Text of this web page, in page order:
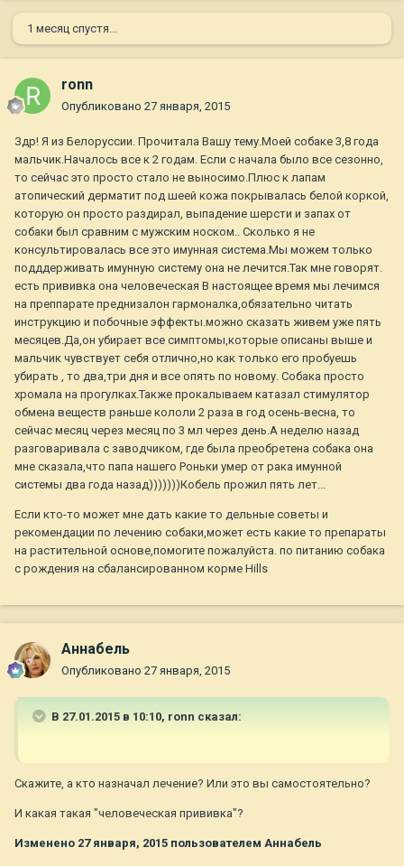
1 месяц спустя...
ronn
Опубликовано 27 января, 2015
Здр! Я из Белоруссии. Прочитала Вашу тему.Моей собаке 3,8 года
мальчик.Началось все к 2 годам. Если с начала было все сезонно,
то сейчас это просто стало не выносимо.Плюс к лапам
атопический дерматит под шеей кожа покрывалась белой коркой,
которую он просто раздирал, выпадение шерсти и запах от
собаки был сравним с мужским носком.. Сколько я не
консультировалась все это имунная система.Мы можем только
подддерживать имунную систему она не лечится.Так мне говорят.
есть прививка она человеческая В настоящее время мы лечимся
на преппарате преднизалон гармоналка,обязательно читать
инструкцию и побочные эффекты.можно сказать живем уже пять
месяцев.Да,он убирает все симптомы,которые описаны выше и
мальчик чувствует себя отлично,но как только его пробуешь
убирать , то два,три дня и все опять по новому. Собака просто
хромала на прогулках.Также прокалываем катазал стимулятор
обмена веществ раньше кололи 2 раза в год осень-весна, то
сейчас месяц через месяц по 3 мл через день.А неделю назад
разговаривала с заводчиком, где была преобретена собака она
мне сказала,что папа нашего Роньки умер от рака имунной
системы два года назад)))))))Кобель прожил пять лет...
Если кто-то может мне дать какие то дельные советы и
рекомендации по лечению собаки,может есть какие то препараты
на растительной основе,помогите пожалуйста. по питанию собака
с рождения на сбалансированном корме Hills
Aннaбель
Опубликовано 27 января, 2015
В 27.01.2015 в 10:10, ronn сказал:
Скажите, а кто назначал лечение? Или это вы самостоятельно?
И какая такая "человеческая прививка"?
Изменено 27 января, 2015 пользователем Aннaбель